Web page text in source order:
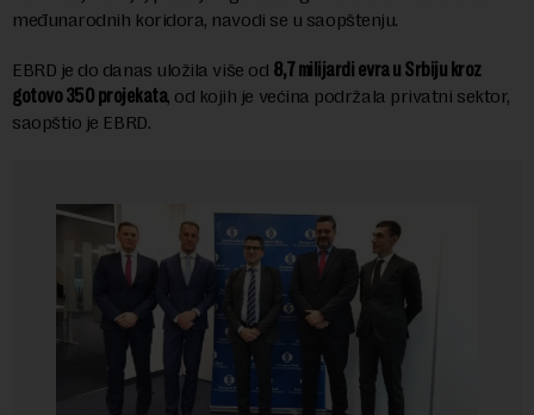
međunarodnih koridora, navodi se u saopštenju.
EBRD je do danas uložila više od 8,7 milijardi evra u Srbiju kroz
gotovo 350 projekata, od kojih je većina podržala privatni sektor,
saopštio je EBRD.